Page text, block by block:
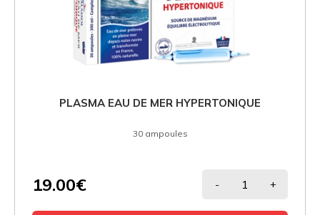
PLASMA EAU DE MER HYPERTONIQUE
30 ampoules
19.00€ - +